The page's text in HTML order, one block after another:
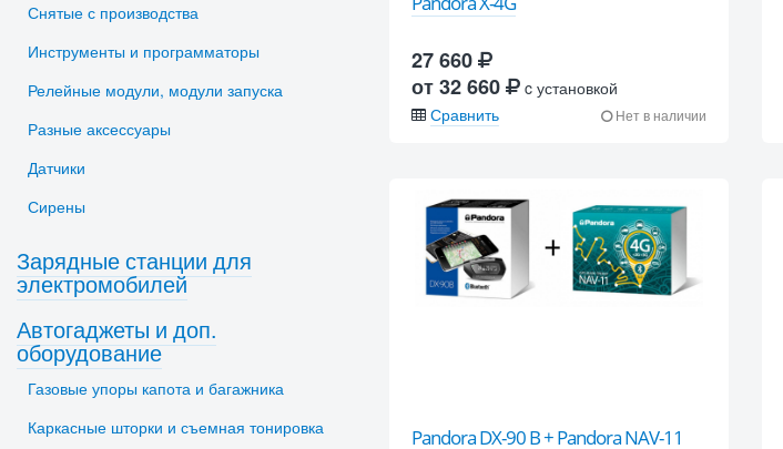
27 660
от 32 660
c установкой
Сравнить
Нет в наличии
Pandora DX-90 B + Pandora NAV-11
Снятые с производства
Инструменты и программаторы
Релейные модули, модули запуска
Разные аксессуары
Датчики
Сирены
Зарядные станции для
электромобилей
Автогаджеты и доп.
оборудование
Газовые упоры капота и багажника
Каркасные шторки и съемная тонировка